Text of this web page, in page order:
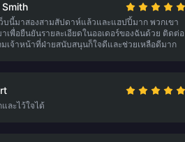
บนี้มาสองสามสัปดาห์แล้วและแฮปปี้มาก พวกเขา
เพื่อยืนยันรายละเอียดในออเดอร์ของฉันด้วย ติดต่อ
มเจ้าหน้าที่ฝ่ายสนับสนุนก็ใจดีและช่วยเหลือดีมาก
และไว้ใจได้